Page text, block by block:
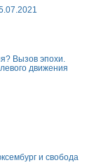
Вызов эпохи.
движения
и свобода